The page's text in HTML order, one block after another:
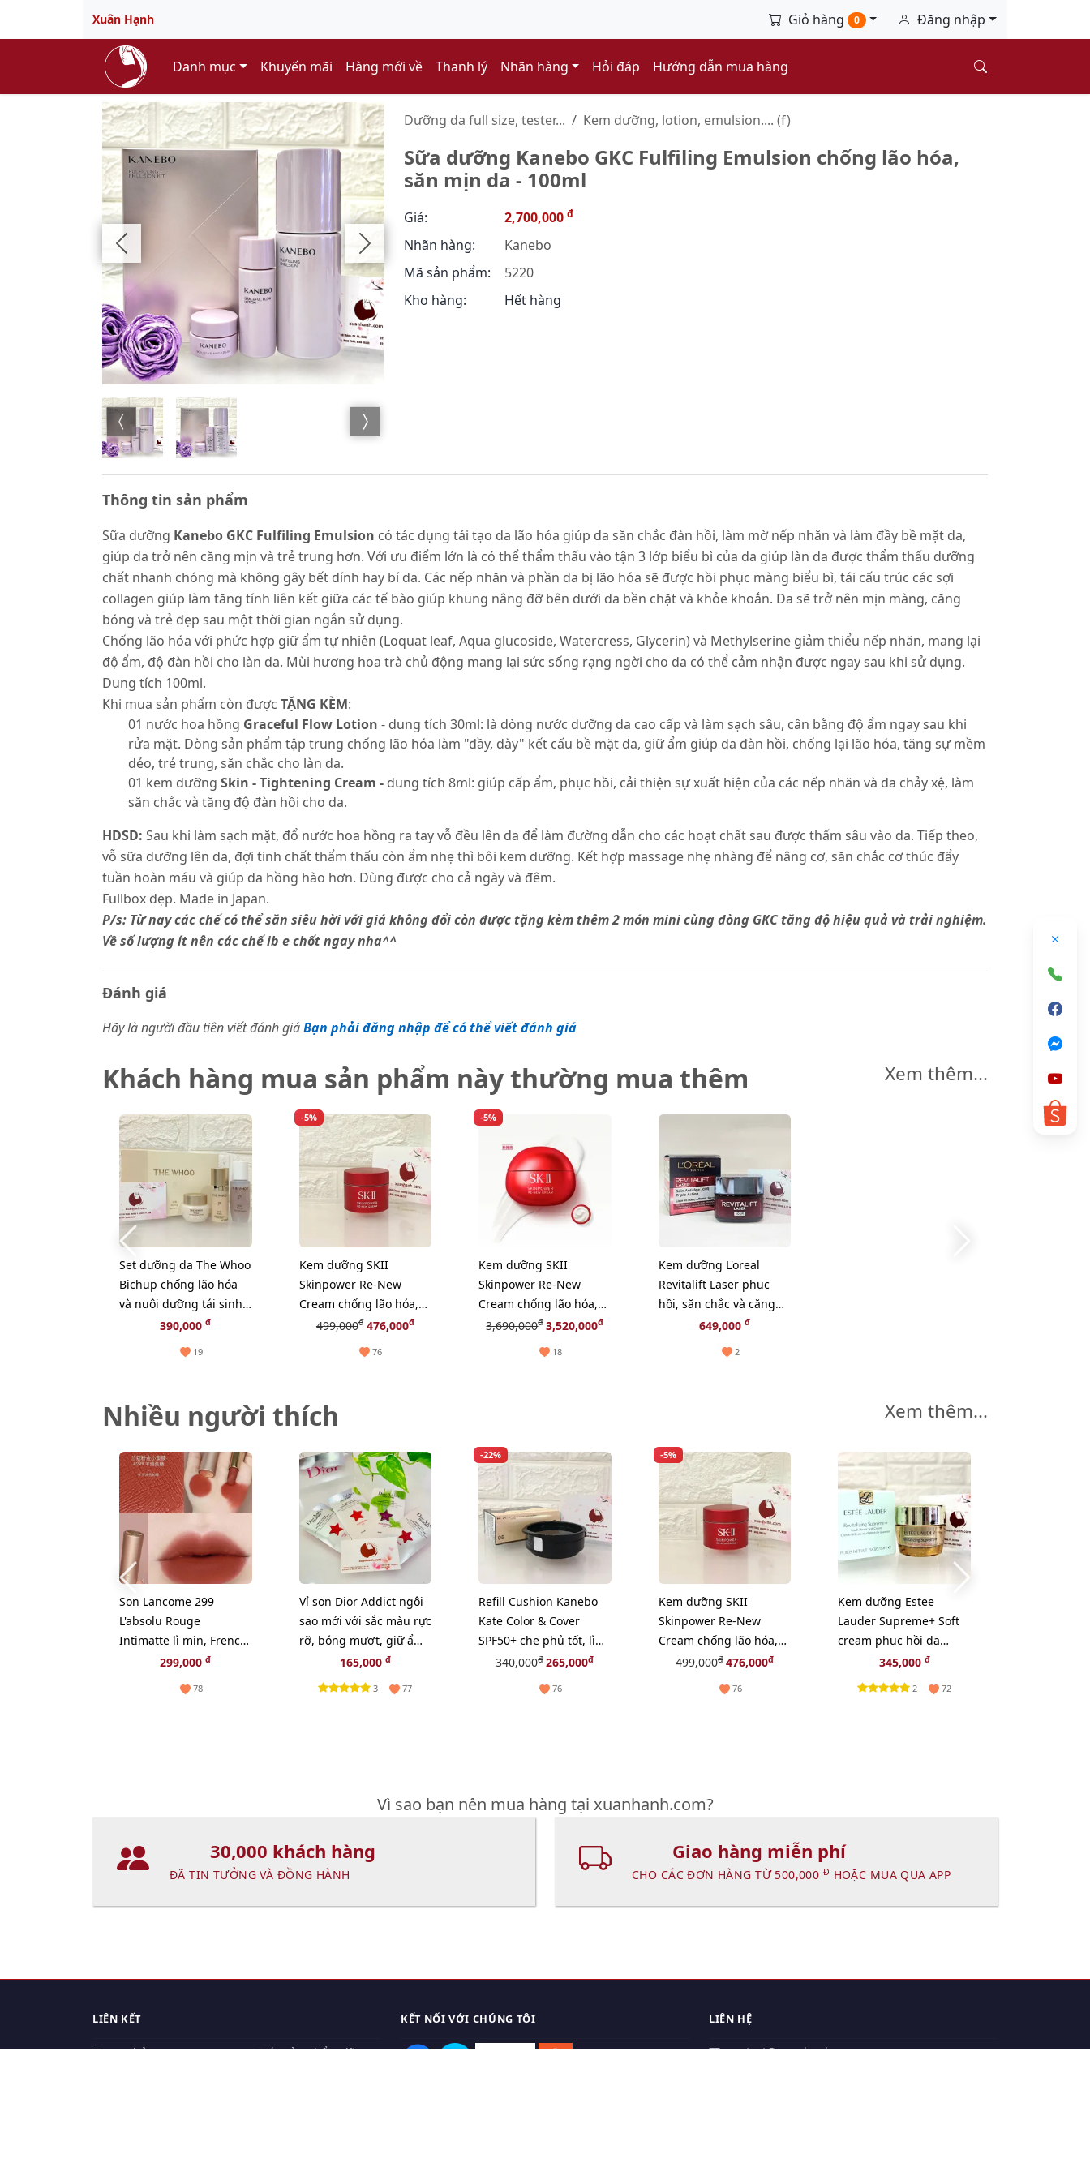
Xuân Hạnh Giỏ hàng 0 Đăng nhập
Danh mục Khuyến mãi Hàng mới về Thanh lý Nhãn hàng Hỏi đáp Hướng dẫn mua hàng
Dưỡng da full size, tester... Kem dưỡng, lotion, emulsion.... (f)
Sữa dưỡng Kanebo GKC Fulfiling Emulsion chống lão hóa,
săn mịn da - 100ml
Giá: 2,700,000 đ
Nhãn hàng:
Kanebo
Mã sản phẩm:
5220
Kho hàng:
Hết hàng
Thông tin sản phẩm
Sữa dưỡng Kanebo GKC Fulfiling Emulsion có tác dụng tái tạo da lão hóa giúp da săn chắc đàn hồi, làm mờ nếp nhăn và làm đầy bề mặt da,
giúp da trở nên căng mịn và trẻ trung hơn. Với ưu điểm lớn là có thể thẩm thấu vào tận 3 lớp biểu bì của da giúp làn da được thẩm thấu dưỡng
chất nhanh chóng mà không gây bết dính hay bí da. Các nếp nhăn và phần da bị lão hóa sẽ được hồi phục màng biểu bì, tái cấu trúc các sợi
collagen giúp làm tăng tính liên kết giữa các tế bào giúp khung nâng đỡ bên dưới da bền chặt và khỏe khoắn. Da sẽ trở nên mịn màng, căng
bóng và trẻ đẹp sau một thời gian ngắn sử dụng.
Chống lão hóa với phức hợp giữ ẩm tự nhiên (Loquat leaf, Aqua glucoside, Watercress, Glycerin) và Methylserine giảm thiểu nếp nhăn, mang lại
độ ẩm, độ đàn hồi cho làn da. Mùi hương hoa trà chủ động mang lại sức sống rạng ngời cho da có thể cảm nhận được ngay sau khi sử dụng.
Dung tích 100ml.
Khi mua sản phẩm còn được TẶNG KÈM:
01 nước hoa hồng Graceful Flow Lotion - dung tích 30ml: là dòng nước dưỡng da cao cấp và làm sạch sâu, cân bằng độ ẩm ngay sau khi
rửa mặt. Dòng sản phẩm tập trung chống lão hóa làm "đầy, dày" kết cấu bề mặt da, giữ ẩm giúp da đàn hồi, chống lại lão hóa, tăng sự mềm
dẻo, trẻ trung, săn chắc cho làn da.
01 kem dưỡng Skin - Tightening Cream - dung tích 8ml: giúp cấp ẩm, phục hồi, cải thiện sự xuất hiện của các nếp nhăn và da chảy xệ, làm
săn chắc và tăng độ đàn hồi cho da.
HDSD: Sau khi làm sạch mặt, đổ nước hoa hồng ra tay vỗ đều lên da để làm đường dẫn cho các hoạt chất sau được thấm sâu vào da. Tiếp theo,
vỗ sữa dưỡng lên da, đợi tinh chất thẩm thấu còn ẩm nhẹ thì bôi kem dưỡng. Kết hợp massage nhẹ nhàng để nâng cơ, săn chắc cơ thúc đẩy
tuần hoàn máu và giúp da hồng hào hơn. Dùng được cho cả ngày và đêm.
Fullbox đẹp. Made in Japan.
P/s: Từ nay các chế có thể săn siêu hời với giá không đổi còn được tặng kèm thêm 2 món mini cùng dòng GKC tăng độ hiệu quả và trải nghiệm.
Về số lượng ít nên các chế ib e chốt ngay nha^^
Đánh giá
Hãy là người đầu tiên viết đánh giáBạn phải đăng nhập để có thể viết đánh giá
Khách hàng mua sản phẩm này thường mua thêm Xem thêm...
Set dưỡng da The Whoo
Bichup chống lão hóa
và nuôi dưỡng tái sinh
làn da, 3sp mini (HOT)
390,000đ
19
-5%
Kem dưỡng SKII
Skinpower Re-New
Cream chống lão hóa,
phục hồi nuôi dưỡng
499,000đ476,000đ
76
-5%
Kem dưỡng SKII
Skinpower Re-New
Cream chống lão hóa,
phục hồi nuôi dưỡng
3,690,000đ3,520,000đ
18
Kem dưỡng L'oreal
Revitalift Laser phục
hồi, săn chắc và căng
mọng da, 50ml
649,000đ
2
Nhiều người thích Xem thêm...
Son Lancome 299
L'absolu Rouge
Intimatte lì mịn, French
Cashmere cam đỏ gạch
299,000đ
78
Vỉ son Dior Addict ngôi
sao mới với sắc màu rực
rỡ, bóng mượt, giữ ẩm
165,000 đ
3 77
-22%
Refill Cushion Kanebo
Kate Color & Cover
SPF50+ che phủ tốt, lì
mịn, #05 sáng tự nhiên.
340,000đ265,000đ
76
-5%
Kem dưỡng SKII
Skinpower Re-New
Cream chống lão hóa,
phục hồi nuôi dưỡng
499,000đ 476,000đ
76
Kem dưỡng Estee
Lauder Supreme+ Soft
cream phục hồi da
chuyên sâu, 15ml
345,000 đ
2 72
Vì sao bạn nên mua hàng tại xuanhanh.com?
30,000 khách hàng
ĐÃ TIN TƯỞNG VÀ ĐỒNG HÀNH
Giao hàng miễn phí
CHO CÁC ĐƠN HÀNG TỪ 500,000 Đ HOẶC MUA QUA APP
LIÊN KẾT
Trang chủ
Các sản phẩm đã
KẾT NỐI VỚI CHÚNG TÔI LIÊN HỆ
contact@xuanhanh.vn